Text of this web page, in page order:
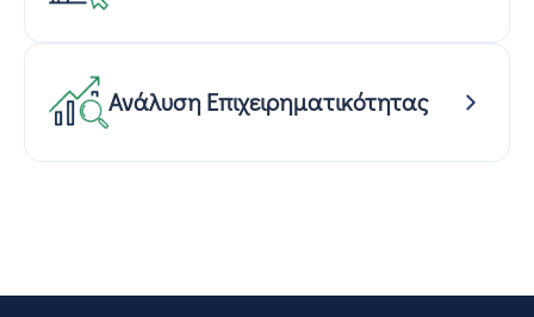
Ανάλυση Επιχειρηματικότητας